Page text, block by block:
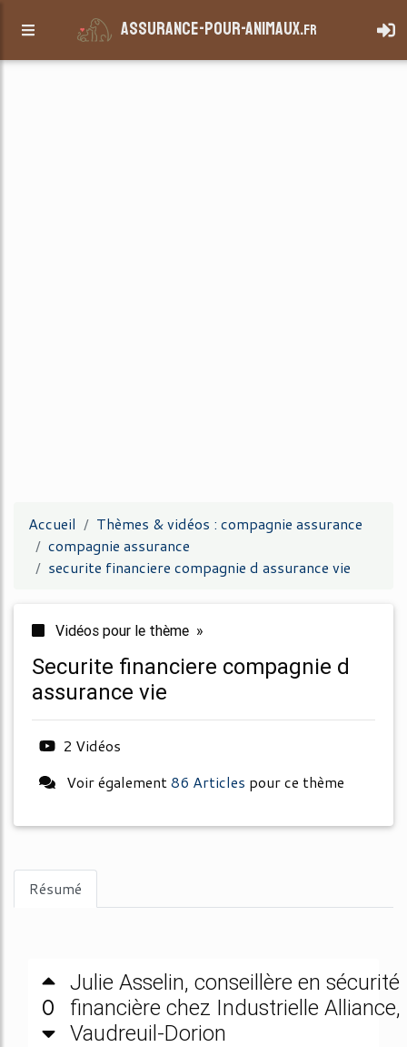
assurance-pour-animaux.fr
Accueil
Thèmes & vidéos : compagnie assurance
compagnie assurance
securite financiere compagnie d assurance vie
Vidéos pour le thème »
securite financiere compagnie d
assurance vie
2 Vidéos
Voir également86 Articles pour ce thème
Résumé
0
Julie Asselin, conseillère en sécurité
financière chez Industrielle Alliance,
Vaudreuil-Dorion